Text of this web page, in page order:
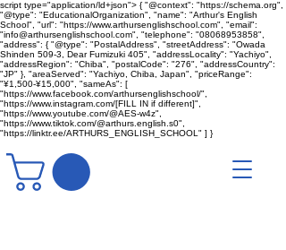
script type="application/ld+json"> { "@context": "https://schema.org",
"@type": "EducationalOrganization", "name": "Arthur's English
School", "url": "https://www.arthursenglishschool.com", "email":
"info@arthursenglishschool.com", "telephone": "08068953858",
"address": { "@type": "PostalAddress", "streetAddress": "Owada
Shinden 509-3, Dear Fumizuki 405", "addressLocality": "Yachiyo",
"addressRegion": "Chiba", "postalCode": "276", "addressCountry":
"JP" }, "areaServed": "Yachiyo, Chiba, Japan", "priceRange":
"¥1,500-¥15,000", "sameAs": [
"https://www.facebook.com/arthursenglishschool/",
"https://www.instagram.com/[FILL IN if different]",
"https://www.youtube.com/@AES-w4z",
"https://www.tiktok.com/@arthurs.english.s0",
"https://linktr.ee/ARTHURS_ENGLISH_SCHOOL" ] }